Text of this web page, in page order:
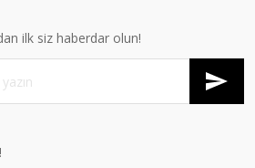
ilk siz haberdar olun!